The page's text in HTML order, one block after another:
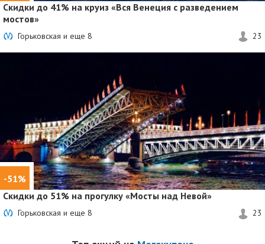
Скидки до 41% на круиз «Вся Венеция с разведением
мостов»
Горьковская и еще 8 23
-51%
Скидки до 51% на прогулку «Мосты над Невой»
Горьковская и еще 8 23